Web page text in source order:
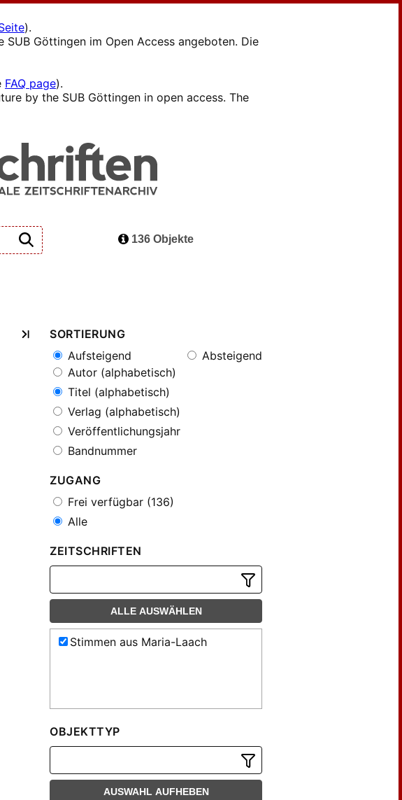
).
Göttingen im Open Access angeboten. Die
FAQ page).
by the SUB Göttingen in open access. The
136 Objekte
SORTIERUNG
Aufsteigend
Absteigend
Autor (alphabetisch)
Titel (alphabetisch)
Verlag (alphabetisch)
Veröffentlichungsjahr
Bandnummer
ZUGANG
Frei verfügbar (136)
Alle
ZEITSCHRIFTEN
ALLE AUSWÄHLEN
Stimmen aus Maria-Laach
OBJEKTTYP
AUSWAHL AUFHEBEN